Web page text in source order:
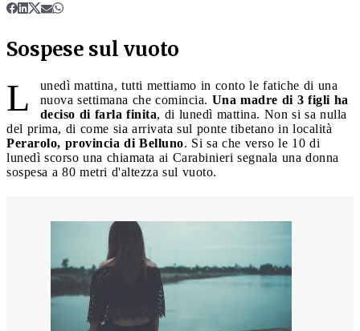
Sospese sul vuoto
L
unedì mattina, tutti mettiamo in conto le fatiche di una
nuova settimana che comincia. Una madre di 3 figli ha
deciso di farla finita, di lunedì mattina. Non si sa nulla
del prima, di come sia arrivata sul ponte tibetano in località
Perarolo, provincia di Belluno. Si sa che verso le 10 di
lunedì scorso una chiamata ai Carabinieri segnala una donna
sospesa a 80 metri d'altezza sul vuoto.